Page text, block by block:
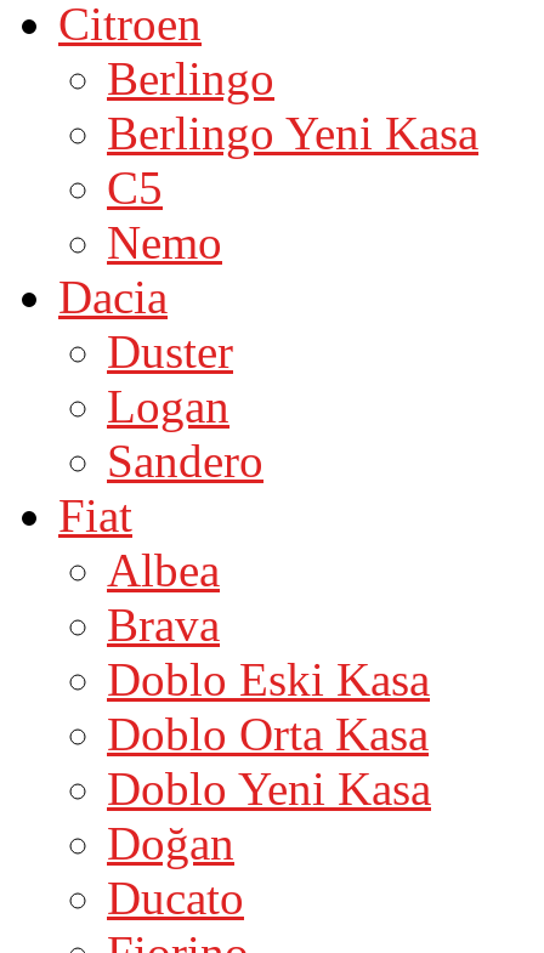
Citroen
Berlingo
Berlingo Yeni Kasa
C5
Nemo
Dacia
Duster
Logan
Sandero
Fiat
Albea
Brava
Doblo Eski Kasa
Doblo Orta Kasa
Doblo Yeni Kasa
Doğan
Ducato